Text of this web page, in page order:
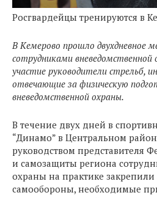
Росгвардейцы тренируются в
В Кемерово прошло двухдневное
сотрудниками
участие руководители стрельб,
отвечающие за физическую
вневедомственной охраны.
В течение двух дней в
“Динамо” в Центральном
руководством представителя
и самозащиты региона
охраны на практике
самообороны, необходимые